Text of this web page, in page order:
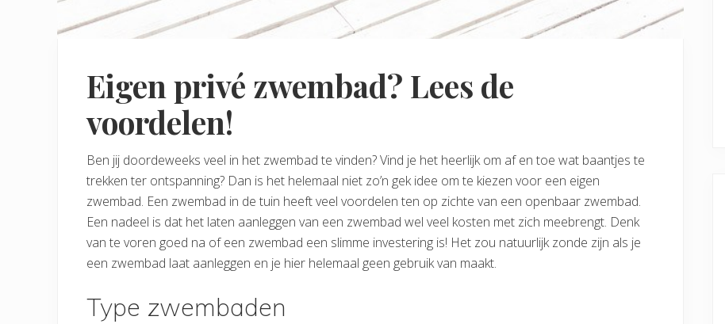
Eigen privé zwembad? Lees de
voordelen!
Ben jij doordeweeks veel in het zwembad te vinden? Vind je het heerlijk om af en toe wat baantjes te
trekken ter ontspanning? Dan is het helemaal niet zo’n gek idee om te kiezen voor een eigen
zwembad. Een zwembad in de tuin heeft veel voordelen ten op zichte van een openbaar zwembad.
Een nadeel is dat het laten aanleggen van een zwembad wel veel kosten met zich meebrengt. Denk
van te voren goed na of een zwembad een slimme investering is! Het zou natuurlijk zonde zijn als je
een zwembad laat aanleggen en je hier helemaal geen gebruik van maakt.
Type zwembaden